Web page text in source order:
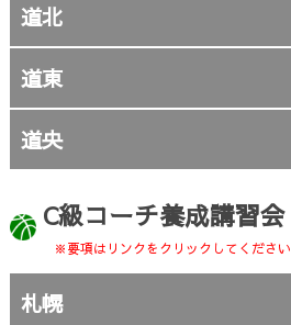
道北
道東
道央
C級コーチ養成講習会
※要項はリンクをクリックしてください
札幌